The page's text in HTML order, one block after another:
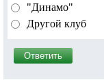
"Динамо"
Другой клуб